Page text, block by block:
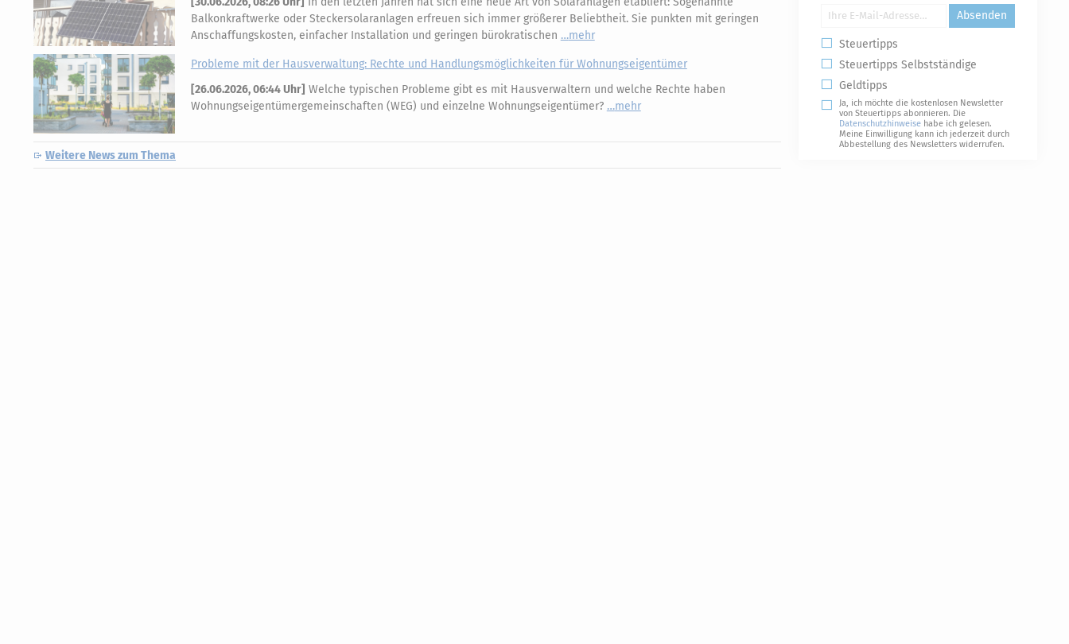
Balkonkraftwerke oder Steckersolaranlagen erfreuen sich immer größerer Beliebtheit. Sie punkten mit geringen
Anschaffungskosten, einfacher Installation und geringen bürokratischen
mehr
Probleme mit der Hausverwaltung: Rechte und Handlungsmöglichkeiten für Wohnungseigentümer
[26.06.2026, 06:44 Uhr] Welche typischen Probleme gibt es mit Hausverwaltern und welche Rechte haben
Wohnungseigentümergemeinschaften (WEG) und einzelne Wohnungseigentümer?
mehr
Weitere News zum Thema
Absenden
Steuertipps
Steuertipps Selbstständige
Geldtipps
Ja, ich möchte die kostenlosen Newsletter
von Steuertipps abonnieren. Die
Datenschutzhinweise habe ich gelesen.
Meine Einwilligung kann ich jederzeit durch
Abbestellung des Newsletters widerrufen.